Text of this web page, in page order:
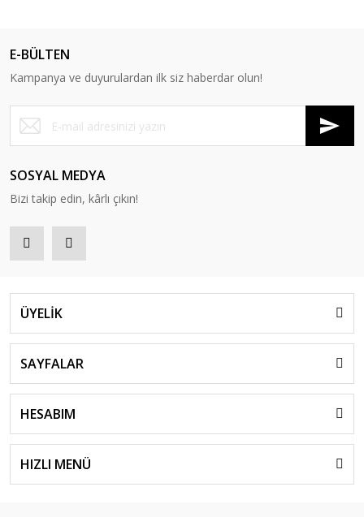
E-BÜLTEN
Kampanya ve duyurulardan ilk siz haberdar olun!
SOSYAL MEDYA
Bizi takip edin, kârlı çıkın!
ÜYELİK
SAYFALAR
HESABIM
HIZLI MENÜ